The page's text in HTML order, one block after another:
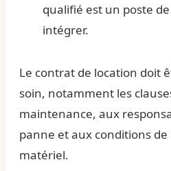
qualifié est un poste
intégrer.
Le contrat de location doit
soin, notamment les
maintenance, aux
panne et aux conditions
matériel.